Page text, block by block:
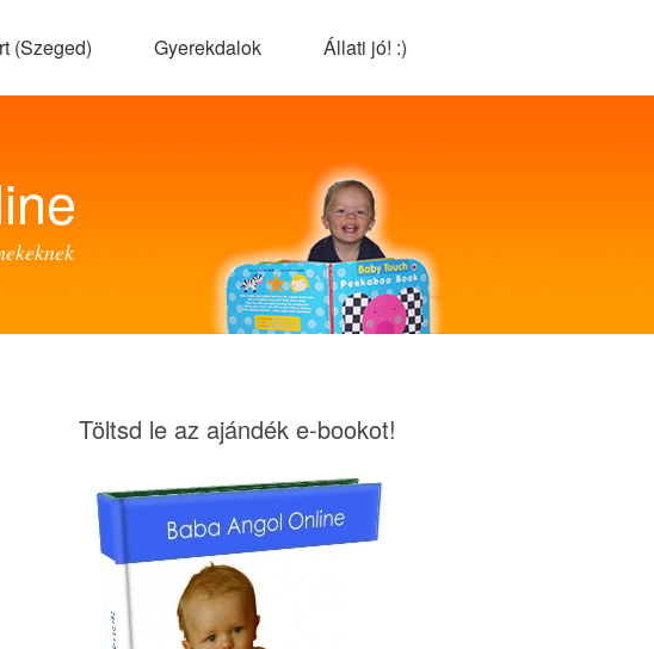
(Szeged) Gyerekdalok Állati jó! :)
Töltsd le az ajándék e-bookot!